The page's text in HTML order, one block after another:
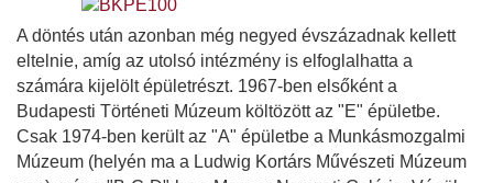
A döntés után azonban még negyed évszázadnak kellett
eltelnie, amíg az utolsó intézmény is elfoglalhatta a
számára kijelölt épületrészt. 1967-ben elsőként a
Budapesti Történeti Múzeum költözött az "E" épületbe.
Csak 1974-ben került az "A" épületbe a Munkásmozgalmi
Múzeum (helyén ma a Ludwig Kortárs Művészeti Múzeum